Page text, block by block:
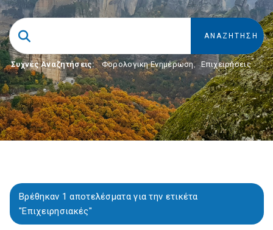
Συχνές Αναζητήσεις: Φορολογικη Ενημέρωση, Επιχειρήσεις
Βρέθηκαν 1 αποτελέσματα για την ετικέτα
"Επιχειρησιακές"